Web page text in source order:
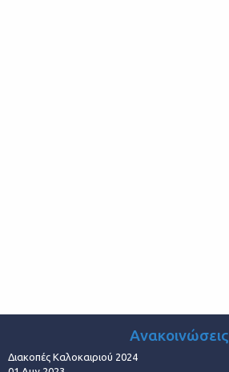
Ανακοινώσεις
Διακοπές Καλοκαιριού 2024